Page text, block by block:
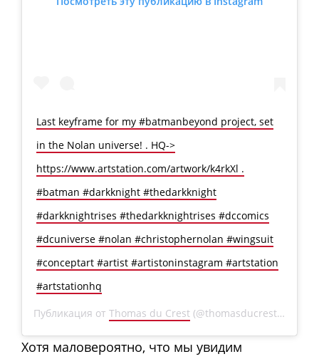
Last keyframe for my #batmanbeyond project, set
in the Nolan universe! . HQ->
https://www.artstation.com/artwork/k4rkXl .
#batman #darkknight #thedarkknight
#darkknightrises #thedarkknightrises #dccomics
#dcuniverse #nolan #christophernolan #wingsuit
#conceptart #artist #artistoninstagram #artstation
#artstationhq
Публикация от Thomas du Crest (@thomasducrest) 6 Ноя
Хотя маловероятно, что мы увидим